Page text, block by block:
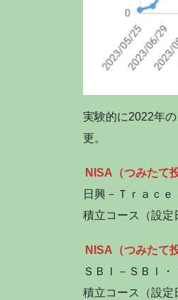
実験的に2022年
更。
NISA（つみたて
日興－Ｔｒａｃ
積立コース（設定
NISA（つみたて
ＳＢＩ－ＳＢＩ
積立コース（設定